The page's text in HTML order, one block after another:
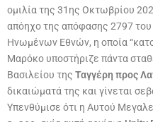
ομιλία της 31ης Οκτωβρίου
απόηχο της απόφασης 2797
Ηνωμένων Εθνών, η οποία
Μαρόκο υποστήριζε πάντα
Βασιλείου της Ταγγέρη προς
δικαιώματά της και γίνεται
Υπενθύμισε ότι η Αυτού